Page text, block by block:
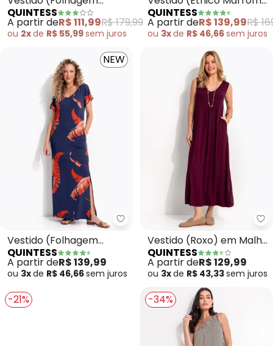
Barrada) em Malha de
Viscose
QUINTESS
A partir deR$ 111,99R$ 179,99
ou 2xde R$ 55,99sem juros
em Malha Fria
QUINTESS
A partir deR$ 139,99R$
ou 3xde R$ 46,66sem juros
NEW
Quintess - Vestido (Folhagem
Vestido (Folhagem
Telha) em Malha de
Viscose
QUINTESS
A partir deR$ 139,99
ou 3xde R$ 46,66sem juros
Vestido (Roxo) em Malha
de Viscose
QUINTESS
A partir deR$ 129,99
ou 3xde R$ 43,33sem juros
-21% -34%